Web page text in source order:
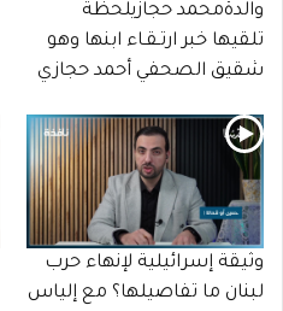
والدةمحمد حجازيلحظة
تلقيها خبر ارتـقـاء ابنها وهو
شقيق الصحفي أحمد حجازي
وثيقة إسرائيلية لإنهاء حرب
لبنان ما تفاصيلها؟ مع إلياس